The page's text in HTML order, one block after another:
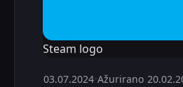
Steam logo
03.07.2024 Ažurirano